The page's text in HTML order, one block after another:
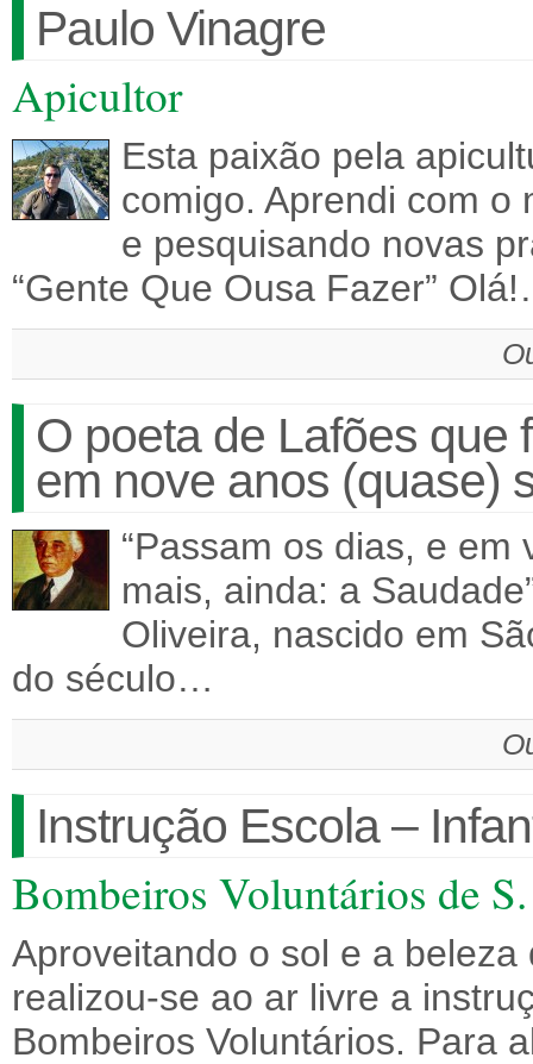
Paulo Vinagre
Apicultor
Esta paixão pela
comigo. Aprendi com o
e pesquisando novas
“Gente Que Ousa Fazer”
O poeta de Lafões que
em nove anos (quase)
“Passam os dias, e
mais, ainda: a
Oliveira, nascido em
do século…
Instrução Escola –
Bombeiros Voluntários de
Aproveitando o sol e a
realizou-se ao ar livre a
Bombeiros Voluntários. Para